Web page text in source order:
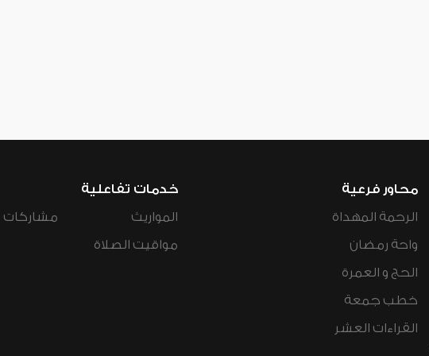
محاور فرعية
الرحمة المهداة
واحة رمضان
الحج و العمرة
خطب جمعة
القراءات العشر
خدمات تفاعلية
المواريث
مواقيت الصلاة
مشاركات